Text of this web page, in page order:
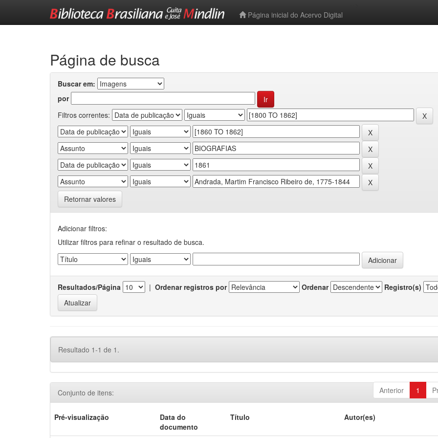
Página inicial do Acervo Digital
Página de busca
Buscar em:
por
Filtros correntes:
Retornar valores
Adicionar filtros:
Utilizar filtros para refinar o resultado de busca.
Resultados/Página | Ordenar registros por Ordenar Registro(s)
Resultado 1-1 de 1.
Anterior 1
Conjunto de itens:
Pré-visualização
Data do
documento
Título Autor(es)